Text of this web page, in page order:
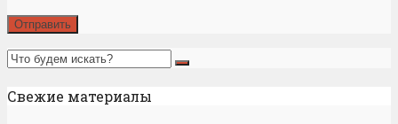
Свежие материалы